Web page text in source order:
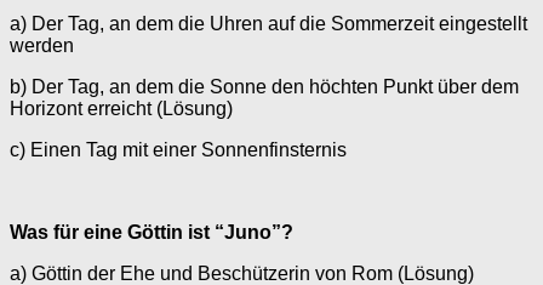
a) Der Tag, an dem die Uhren auf die Sommerzeit eingestellt
werden
b) Der Tag, an dem die Sonne den höchten Punkt über dem
Horizont erreicht (Lösung)
c) Einen Tag mit einer Sonnenfinsternis
Was für eine Göttin ist “Juno”?
a) Göttin der Ehe und Beschützerin von Rom (Lösung)